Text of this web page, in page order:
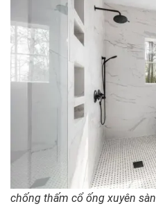
chống thấm cổ ống xuyên sàn